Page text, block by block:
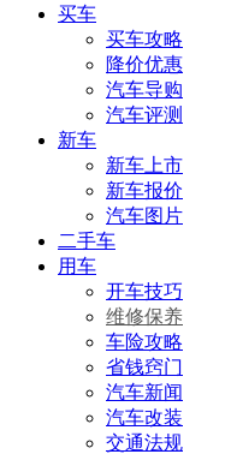
买车
买车攻略
降价优惠
汽车导购
汽车评测
新车
新车上市
新车报价
汽车图片
二手车
用车
开车技巧
维修保养
车险攻略
省钱窍门
汽车新闻
汽车改装
交通法规